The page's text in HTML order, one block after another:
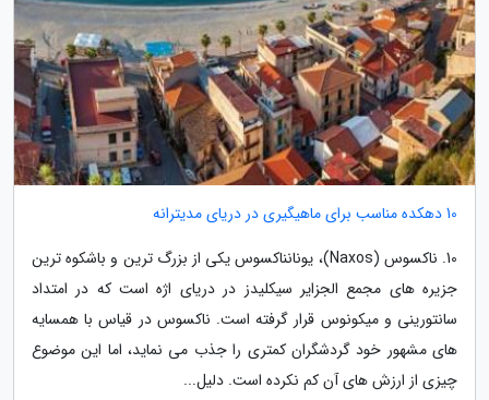
10 دهکده مناسب برای ماهیگیری در دریای مدیترانه
10. ناکسوس (Naxos)، یونانناکسوس یکی از بزرگ ترین و باشکوه ترین
جزیره های مجمع الجزایر سیکلیدز در دریای اژه است که در امتداد
سانتورینی و میکونوس قرار گرفته است. ناکسوس در قیاس با همسایه
های مشهور خود گردشگران کمتری را جذب می نماید، اما این موضوع
چیزی از ارزش های آن کم نکرده است. دلیل...